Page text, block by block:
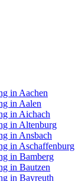
in Aachen
in Aalen
in Aichach
in Altenburg
in Ansbach
in Aschaffenburg
in Bamberg
in Bautzen
in Bayreuth